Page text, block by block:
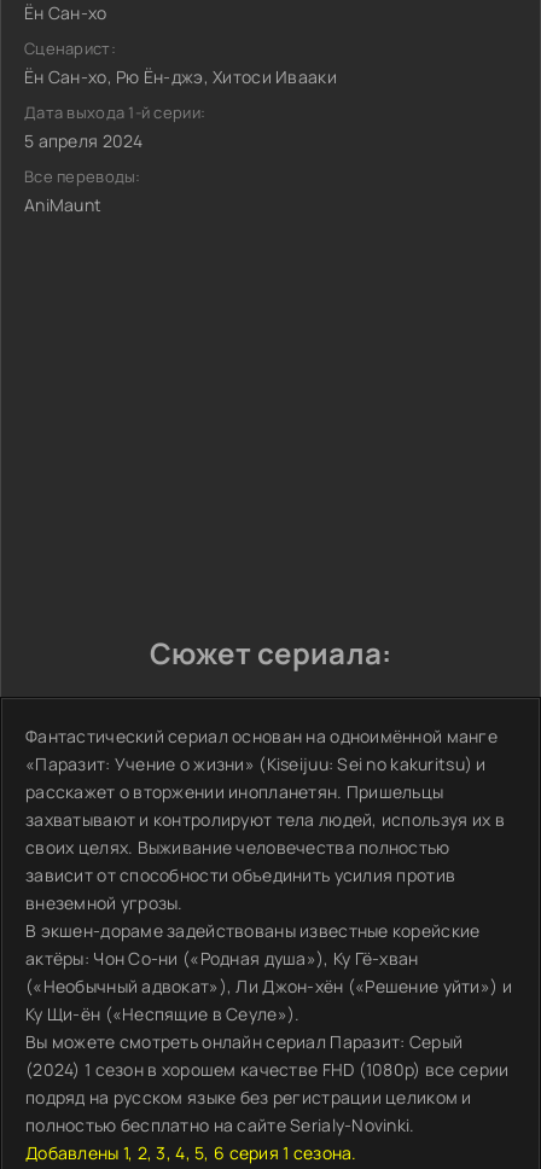
Ён Сан-хо
Сценарист:
Ён Сан-хо, Рю Ён-джэ, Хитоси Ивааки
Дата выхода 1-й серии:
5 апреля 2024
Все переводы:
AniMaunt
Сюжет сериала:
Фантастический сериал основан на одноимённой манге
«Паразит: Учение о жизни» (Kiseijuu: Sei no kakuritsu) и
расскажет о вторжении инопланетян. Пришельцы
захватывают и контролируют тела людей, используя их в
своих целях. Выживание человечества полностью
зависит от способности объединить усилия против
внеземной угрозы.
В экшен-дораме задействованы известные корейские
актёры: Чон Со-ни («Родная душа»), Ку Гё-хван
(«Необычный адвокат»), Ли Джон-хён («Решение уйти») и
Ку Щи-ён («Неспящие в Сеуле»).
Вы можете смотреть онлайн сериал Паразит: Серый
(2024) 1 сезон в хорошем качестве FHD (1080p) все серии
подряд на русском языке без регистрации целиком и
полностью бесплатно на сайте Serialy-Novinki.
Добавлены 1, 2, 3, 4, 5, 6 серия 1 сезона.